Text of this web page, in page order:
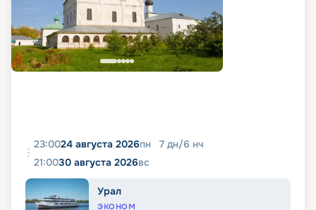
23:0024 августа 2026пн 7 дн/6 нч
21:0030 августа 2026вс
Урал
ЭКОНОМ